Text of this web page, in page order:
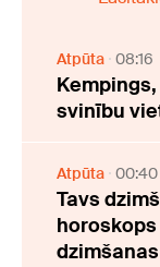
Atpūta 08:16
svinību
Atpūta 00:40
Tavs